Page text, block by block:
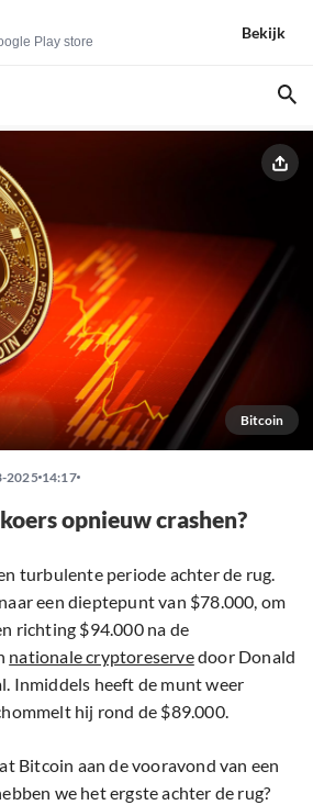
Play store
Bekijk
Bitcoin
2025 14:17
opnieuw crashen?
turbulente periode achter de rug.
een dieptepunt van $78.000, om
richting $94.000 na de
nationale cryptoreservedoor Donald
Inmiddels heeft de munt weer
hij rond de $89.000.
Bitcoin aan de vooravond van een
we het ergste achter de rug?